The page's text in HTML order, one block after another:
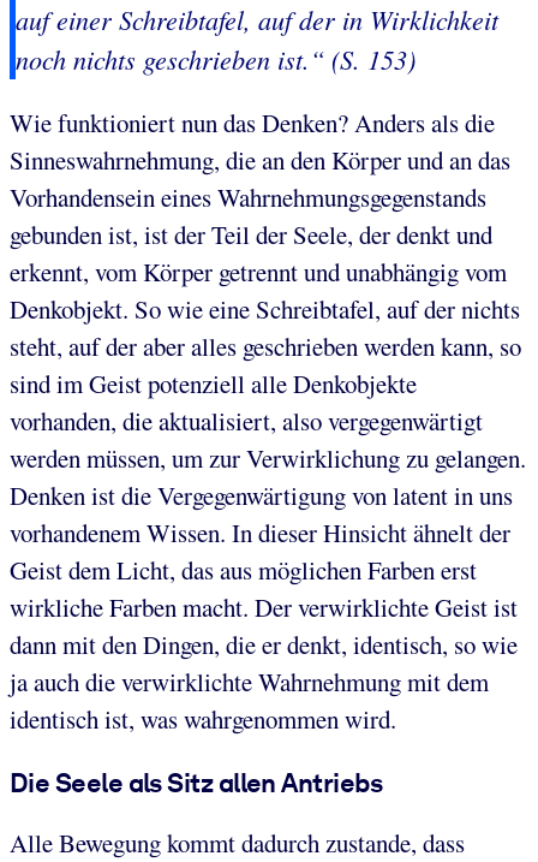
auf einer Schreibtafel, auf der in Wirklichkeit
noch nichts geschrieben ist.“ (S. 153)
Wie funktioniert nun das Denken? Anders als die
Sinneswahrnehmung, die an den Körper und an das
Vorhandensein eines Wahrnehmungsgegenstands
gebunden ist, ist der Teil der Seele, der denkt und
erkennt, vom Körper getrennt und unabhängig vom
Denkobjekt. So wie eine Schreibtafel, auf der nichts
steht, auf der aber alles geschrieben werden kann, so
sind im Geist potenziell alle Denkobjekte
vorhanden, die aktualisiert, also vergegenwärtigt
werden müssen, um zur Verwirklichung zu gelangen.
Denken ist die Vergegenwärtigung von latent in uns
vorhandenem Wissen. In dieser Hinsicht ähnelt der
Geist dem Licht, das aus möglichen Farben erst
wirkliche Farben macht. Der verwirklichte Geist ist
dann mit den Dingen, die er denkt, identisch, so wie
ja auch die verwirklichte Wahrnehmung mit dem
identisch ist, was wahrgenommen wird.
Die Seele als Sitz allen Antriebs
Alle Bewegung kommt dadurch zustande, dass